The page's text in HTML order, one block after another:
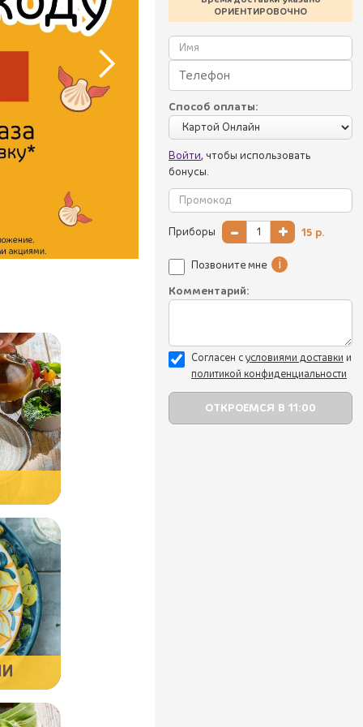
ОРИЕНТИРОВОЧНО
Способ оплаты:
Войти, чтобы использовать
бонусы.
Приборы - + 15 р.
Позвоните мне i
Комментарий:
Согласен суcловиями доставки и
политикой конфиденциальности